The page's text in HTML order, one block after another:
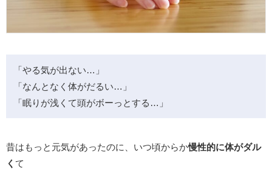
「やる気が出ない…」
「なんとなく体がだるい…」
「眠りが浅くて頭がボーっとする…」
昔はもっと元気があったのに、いつ頃からか慢性的に体がダル
く て